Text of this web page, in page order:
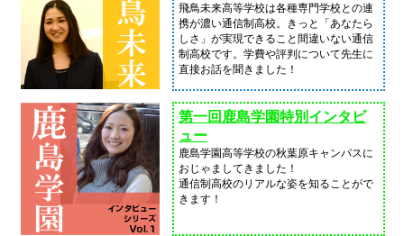
飛鳥未来高等学校は各種専門学校との連
携が濃い通信制高校。きっと「あなたら
しさ」が実現できること間違いない通信
制高校です。学費や評判について先生に
直接お話を聞きました！
第一回鹿島学園特別インタビ
ュー
鹿島学園高等学校の秋葉原キャンパスに
おじゃましてきました！
通信制高校のリアルな姿を知ることがで
きます！